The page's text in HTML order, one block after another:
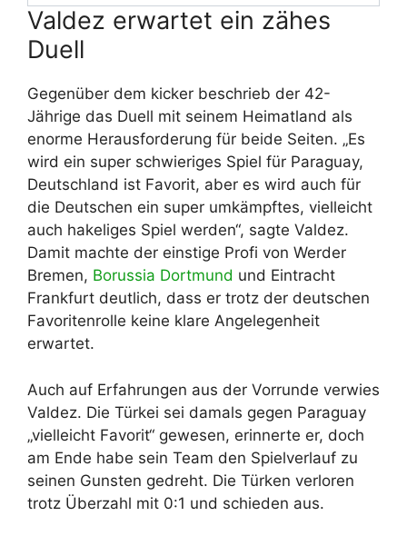
Valdez erwartet ein zähes
Duell
Gegenüber dem kicker beschrieb der 42-
Jährige das Duell mit seinem Heimatland als
enorme Herausforderung für beide Seiten. „Es
wird ein super schwieriges Spiel für Paraguay,
Deutschland ist Favorit, aber es wird auch für
die Deutschen ein super umkämpftes, vielleicht
auch hakeliges Spiel werden“, sagte Valdez.
Damit machte der einstige Profi von Werder
Bremen, Borussia Dortmund und Eintracht
Frankfurt deutlich, dass er trotz der deutschen
Favoritenrolle keine klare Angelegenheit
erwartet.
Auch auf Erfahrungen aus der Vorrunde verwies
Valdez. Die Türkei sei damals gegen Paraguay
„vielleicht Favorit“ gewesen, erinnerte er, doch
am Ende habe sein Team den Spielverlauf zu
seinen Gunsten gedreht. Die Türken verloren
trotz Überzahl mit 0:1 und schieden aus.